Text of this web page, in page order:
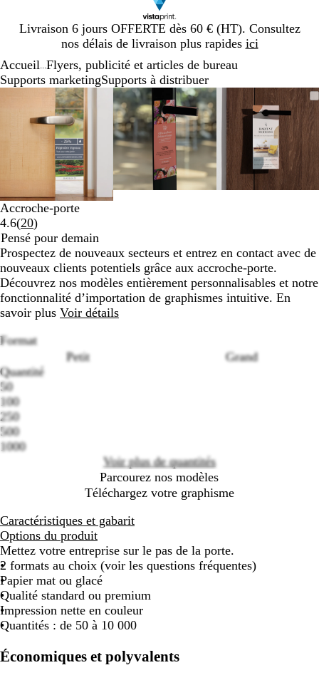
Livraison 6 jours OFFERTE dès 60 € (HT). Consultez
nos délais de livraison plus rapides ici
Diapositive
1
Accueil Flyers, publicité et articles de bureau
Supports marketingSupports à distribuer
Image
zoomable
Zoom
au
minimum
Cliquez
pour
développer
Utilisez
les
touches
plus
et
moins
pour
zoomer
et
touches
fléchées
pour
faire
défiler
Image
zoomable
Zoom
au
minimum
Cliquez
pour
développer
Utilisez
les
touches
plus
et
moins
pour
fléchées
pour
faire
défiler
Image
zoomable
Zoom
au
minimum
Cliquez
pour
Utilisez
les
touches
plus
et
moins
pour
fléchées
pour
faire
défiler
Diapositive
sur
Accroche-porte
4.6(20Lire
les
20
avis
)
Pensé pour demain
Prospectez de nouveaux secteurs et entrez en contact avec de
nouveaux clients potentiels grâce aux accroche-porte.
Découvrez nos modèles entièrement personnalisables et notre
fonctionnalité d’importation de graphismes intuitive. En
savoir plus Voir détails
Format
Petit
Grand
Quantité
50
100
250
500
1000
Voir plus de quantités
Parcourez nos modèles
Téléchargez votre graphisme
Caractéristiques et gabarit
Options du produit
Mettez votre entreprise sur le pas de la porte.
2 formats au choix (voir les questions fréquentes)
Papier mat ou glacé
Qualité standard ou premium
Impression nette en couleur
Quantités : de 50 à 10 000
Économiques et polyvalents